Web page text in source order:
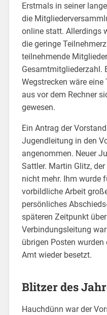
Erstmals in seiner
die
online statt. Allerdings
die geringe
teilnehmende
Gesamtmitgliederzahl.
Wegstrecken wäre
aus vor dem Rechner
gewesen.
Ein Antrag der
Jugendleitung in den
angenommen. Neuer
Sattler. Martin Glitz,
nicht mehr. Ihm wurde
vorbildliche Arbeit
persönliches
späteren Zeitpunkt
Verbindungsleitung
übrigen Posten
Amt wieder besetzt.
Blitzer des
Hauchdünn war der